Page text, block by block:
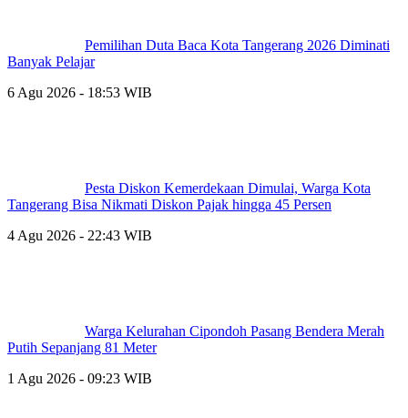
Pemilihan Duta Baca Kota Tangerang 2026 Diminati
Banyak Pelajar
6 Agu 2026 - 18:53 WIB
Pesta Diskon Kemerdekaan Dimulai, Warga Kota
Tangerang Bisa Nikmati Diskon Pajak hingga 45 Persen
4 Agu 2026 - 22:43 WIB
Warga Kelurahan Cipondoh Pasang Bendera Merah
Putih Sepanjang 81 Meter
1 Agu 2026 - 09:23 WIB